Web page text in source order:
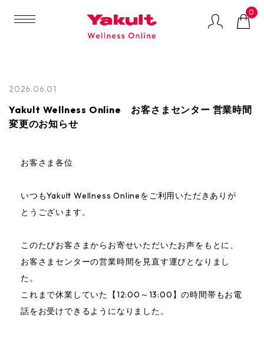
ティクスサプリメ
ント
SOYMILK（グリー
ィフル）
ビューティケア
定期お届け便
Mail magazine
0
2026.06.01
Yakult Wellness Online お客さまセンター 営業時間
変更のお知らせ
お客さま各位
いつもYakult Wellness Onlineをご利用いただきありが
とうございます。
このたびお客さまからお寄せいただいたお声をもとに、
お客さまセンターの営業時間を見直す運びとなりまし
た。
これまで休業していた【12:00～13:00】の時間帯もお電
話をお受けできるようになりました。